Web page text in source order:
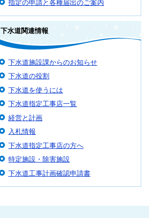
指定の申請と各種届出のご案内
下水道関連情報
下水道施設課からのお知らせ
下水道の役割
下水道を使うには
下水道指定工事店一覧
経営と計画
入札情報
下水道指定工事店の方へ
特定施設・除害施設
下水道工事計画確認申請書